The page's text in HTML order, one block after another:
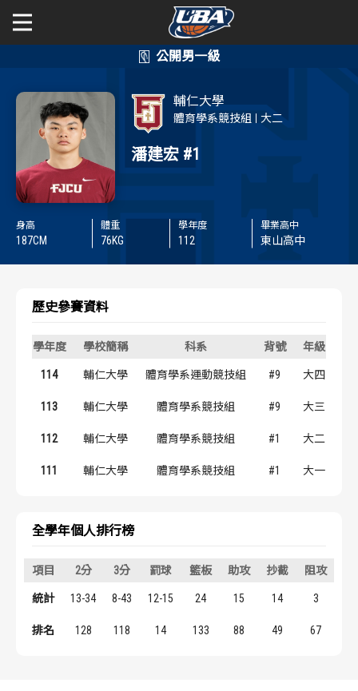
公開男一級 賽事資訊
賽程表
球隊資訊
歷屆冠軍
歷屆個人獎得主
公開女一級
賽事資訊
賽程表
球隊資訊
歷屆冠軍
歷屆個人獎得主
二級與一般組
新聞
輔仁大學
體育學系競技組 大二
潘建宏 #1
身高
187CM
體重
76KG
學年度
112
畢業高中
東山高中
歷史參賽資料
學年度 學校簡稱 科系 背號 年級
114 輔仁大學 體育學系運動競技組 #9 大四
113 輔仁大學 體育學系競技組 #9 大三
112 輔仁大學 體育學系競技組 #1 大二
111 輔仁大學 體育學系競技組 #1 大一
全學年個人排行榜
項目 2分 3分 罰球 籃板 助攻 抄截 阻攻
統計 13-34 8-43 12-15 24 15 14 3
排名 128 118 14 133 88 49 67